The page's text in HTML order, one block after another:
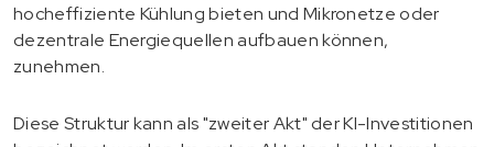
hocheffiziente Kühlung bieten und Mikronetze oder
dezentrale Energiequellen aufbauen können,
zunehmen.
Diese Struktur kann als "zweiter Akt" der KI-Investitionen